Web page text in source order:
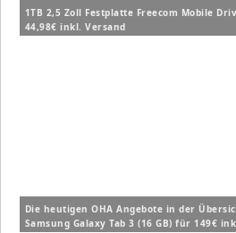
1TB 2,5 Zoll Festplatte Freecom Mobile
44,98€ inkl. Versand
Die heutigen OHA Angebote in der
Samsung Galaxy Tab 3 (16 GB) für 149€